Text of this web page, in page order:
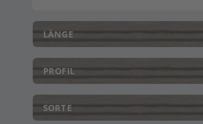
LÄNGE
PROFIL
SORTE